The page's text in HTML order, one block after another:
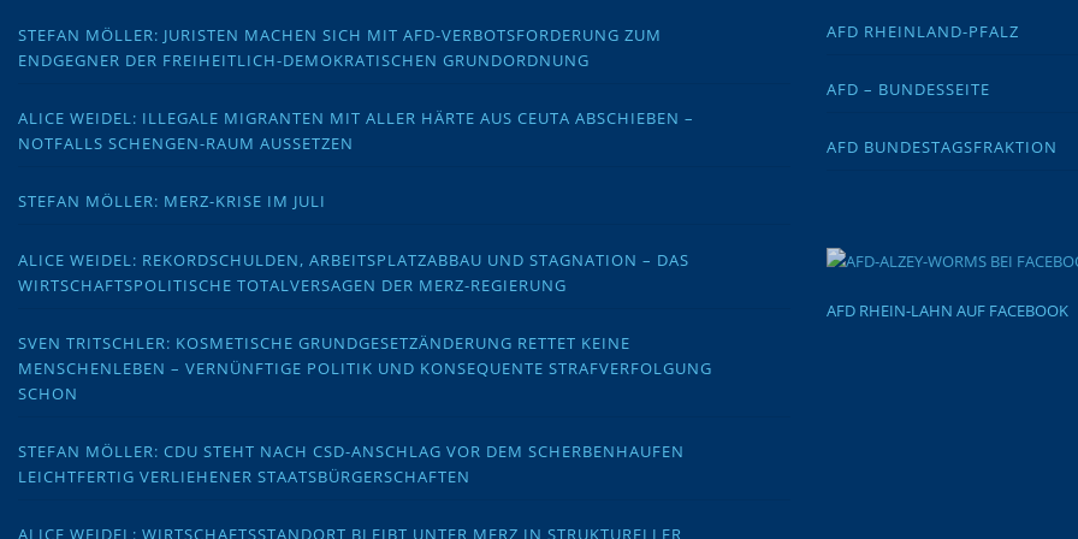
STEFAN MÖLLER: JURISTEN MACHEN SICH MIT AFD-VERBOTSFORDERUNG ZUM
ENDGEGNER DER FREIHEITLICH-DEMOKRATISCHEN GRUNDORDNUNG
ALICE WEIDEL: ILLEGALE MIGRANTEN MIT ALLER HÄRTE AUS CEUTA ABSCHIEBEN –
NOTFALLS SCHENGEN-RAUM AUSSETZEN
STEFAN MÖLLER: MERZ-KRISE IM JULI
ALICE WEIDEL: REKORDSCHULDEN, ARBEITSPLATZABBAU UND STAGNATION – DAS
WIRTSCHAFTSPOLITISCHE TOTALVERSAGEN DER MERZ-REGIERUNG
SVEN TRITSCHLER: KOSMETISCHE GRUNDGESETZÄNDERUNG RETTET KEINE
MENSCHENLEBEN – VERNÜNFTIGE POLITIK UND KONSEQUENTE STRAFVERFOLGUNG
SCHON
STEFAN MÖLLER: CDU STEHT NACH CSD-ANSCHLAG VOR DEM SCHERBENHAUFEN
LEICHTFERTIG VERLIEHENER STAATSBÜRGERSCHAFTEN
ALICE WEIDEL: WIRTSCHAFTSSTANDORT BLEIBT UNTER MERZ IN STRUKTURELLER
AFD RHEINLAND-PFALZ
AFD – BUNDESSEITE
AFD BUNDESTAGSFRAKTION
AFD RHEIN-LAHN AUF FACEBOOK